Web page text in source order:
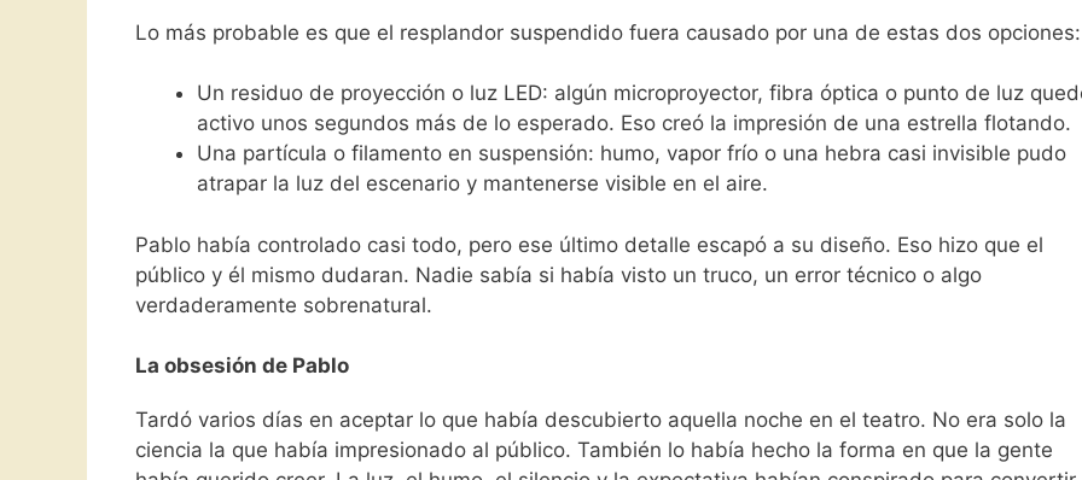
Lo más probable es que el resplandor suspendido fuera causado por una de estas dos opciones:
Un residuo de proyección o luz LED: algún microproyector, fibra óptica o punto de luz
activo unos segundos más de lo esperado. Eso creó la impresión de una estrella flotando.
Una partícula o filamento en suspensión: humo, vapor frío o una hebra casi invisible pudo
atrapar la luz del escenario y mantenerse visible en el aire.
Pablo había controlado casi todo, pero ese último detalle escapó a su diseño. Eso hizo que el
público y él mismo dudaran. Nadie sabía si había visto un truco, un error técnico o algo
verdaderamente sobrenatural.
La obsesión de Pablo
Tardó varios días en aceptar lo que había descubierto aquella noche en el teatro. No era solo la
ciencia la que había impresionado al público. También lo había hecho la forma en que la gente